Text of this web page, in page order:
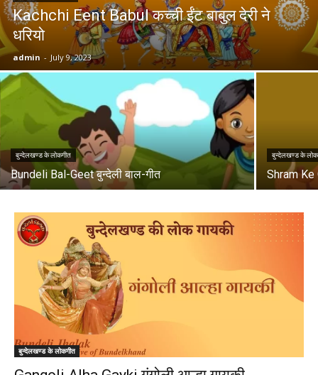
Kachchi Eent Babul कच्ची ईंट बाबुल देरी ने
धरियो
admin - July 9, 2023
बुन्देलखण्ड के लोकगीत
Bundeli Bal-Geet बुन्देली बाल-गीत
बुन्देलखण्ड के
Shram
बुन्देलखण्ड के लोकगीत